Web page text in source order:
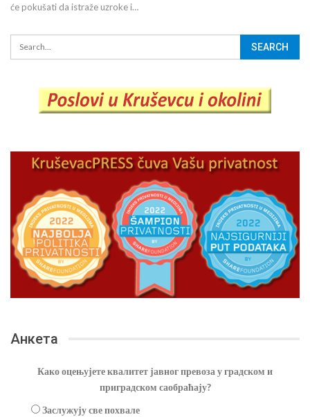
će pokušati da istraže uzroke i…
Анкета
Како оцењујете квалитет јавног превоза у градском и
приградском саобраћају?
Заслужују све похвале